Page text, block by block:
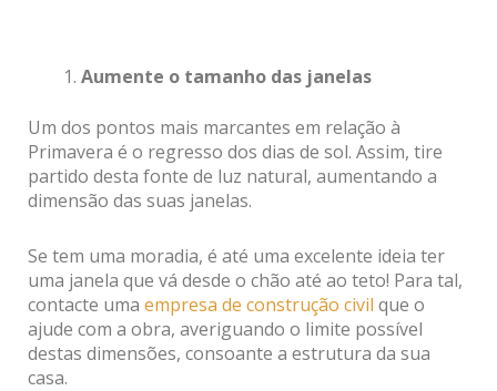
Aumente o tamanho das janelas
Um dos pontos mais marcantes em relação à
Primavera é o regresso dos dias de sol. Assim, tire
partido desta fonte de luz natural, aumentando a
dimensão das suas janelas.
Se tem uma moradia, é até uma excelente ideia ter
uma janela que vá desde o chão até ao teto! Para tal,
contacte uma empresa de construção civil que o
ajude com a obra, averiguando o limite possível
destas dimensões, consoante a estrutura da sua
casa.